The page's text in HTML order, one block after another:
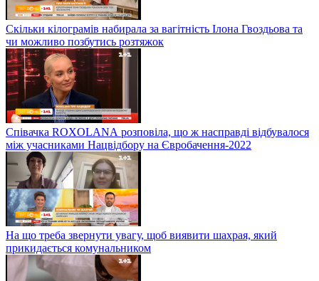
Скільки кілограмів набирала за вагітність Ілона Гвоздьова та
чи можливо позбутись розтяжок
Співачка ROXOLANА розповіла, що ж насправді відбувалося
між учасниками Нацвідбору на Євробачення-2022
На що треба звернути увагу, щоб виявити шахрая, який
прикидається комунальником